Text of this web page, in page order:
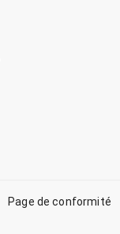
Page de conformité